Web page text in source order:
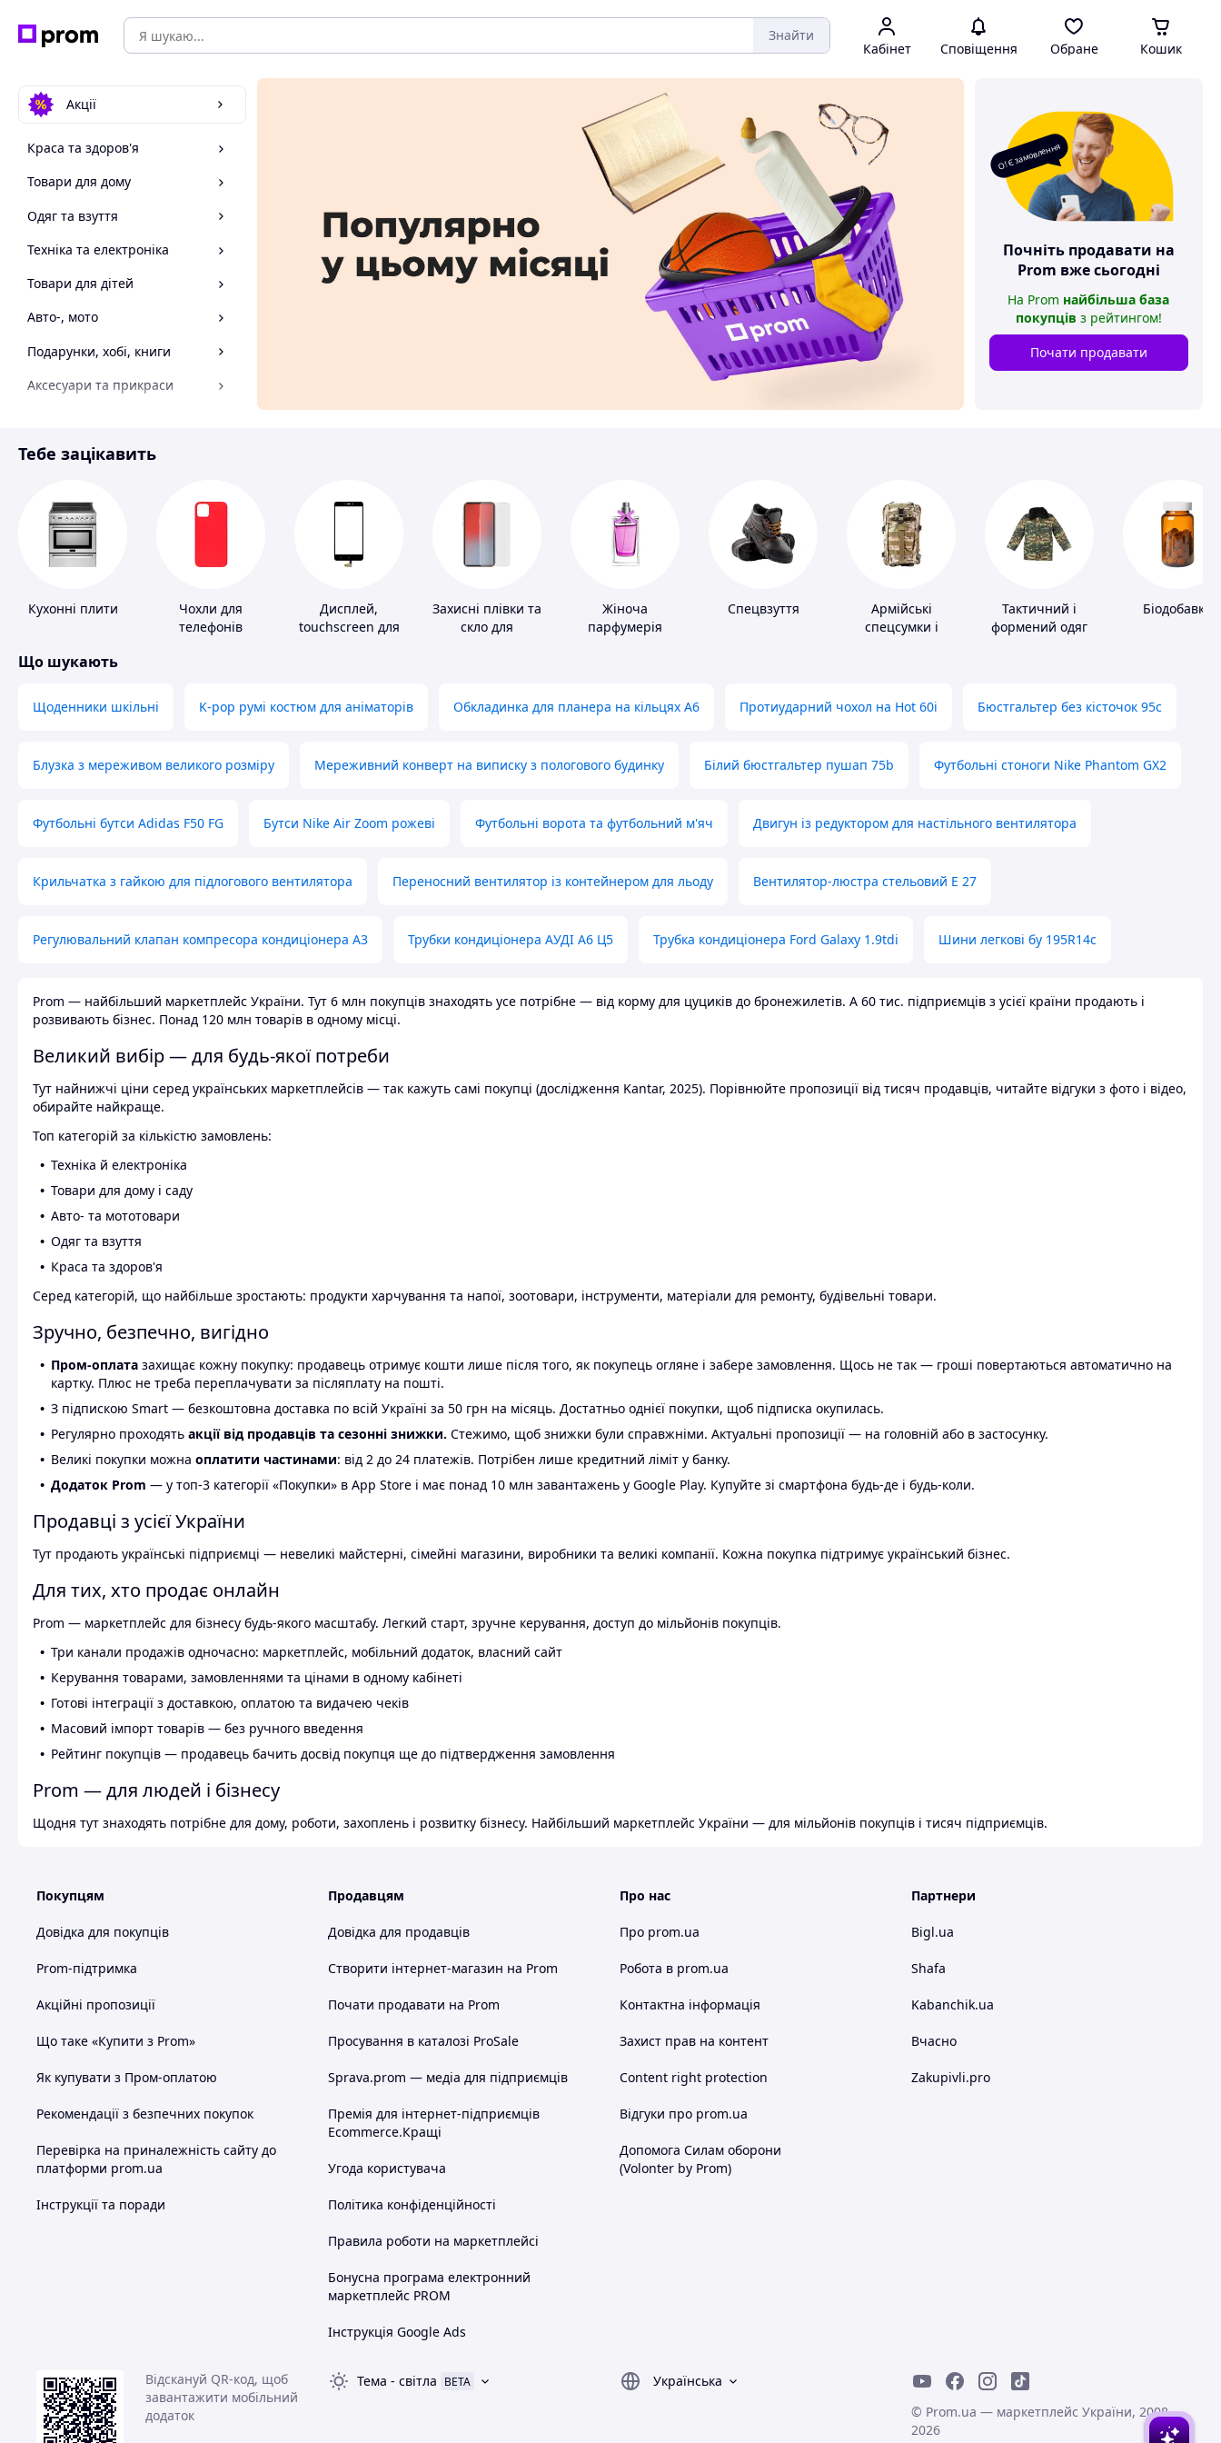
Знайти
Кабінет Сповіщення Обране Кошик
Акції
Краса та здоров'я
Товари для дому
Одяг та взуття
Техніка та електроніка
Товари для дітей
Авто-, мото
Подарунки, хобі, книги
Аксесуари та прикраси
Спорт і відпочинок
О! Є замовлення
Почніть продавати на
Prom вже сьогодні
На Prom найбільша база
покупців з рейтингом!
Почати продавати
Тебе зацікавить
Кухонні плити
Чохли для
телефонів
Дисплей,
touchscreen для
Захисні плівки та
скло для
Жіноча
парфумерія
Спецвзуття
Армійські
спецсумки і
Тактичний і
формений одяг
Біодобавки
Що шукають
Щоденники шкільні K-pop румі костюм для аніматорів Обкладинка для планера на кільцях А6 Протиударний чохол на Hot 60i Бюстгальтер без кісточок 95с
Блузка з мереживом великого розміру Мереживний конверт на виписку з пологового будинку Білий бюстгальтер пушап 75b Футбольні стоноги Nike Phantom GX2
Футбольні бутси Adidas F50 FG Бутси Nike Air Zoom рожеві Футбольні ворота та футбольний м'яч Двигун із редуктором для настільного вентилятора
Крильчатка з гайкою для підлогового вентилятора Переносний вентилятор із контейнером для льоду Вентилятор-люстра стельовий E 27
Регулювальний клапан компресора кондиціонера А3 Трубки кондиціонера АУДІ А6 Ц5 Трубка кондиціонера Ford Galaxy 1.9tdi Шини легкові бу 195R14c
Prom — найбільший маркетплейс України. Тут 6 млн покупців знаходять усе потрібне — від корму для цуциків до бронежилетів. А 60 тис. підприємців з усієї країни продають і
розвивають бізнес. Понад 120 млн товарів в одному місці.
Великий вибір — для будь-якої потреби
Тут найнижчі ціни серед українських маркетплейсів — так кажуть самі покупці (дослідження Kantar, 2025). Порівнюйте пропозиції від тисяч продавців, читайте відгуки з фото і відео,
обирайте найкраще.
Топ категорій за кількістю замовлень:
Техніка й електроніка
Товари для дому і саду
Авто- та мототовари
Одяг та взуття
Краса та здоров'я
Серед категорій, що найбільше зростають: продукти харчування та напої, зоотовари, інструменти, матеріали для ремонту, будівельні товари.
Зручно, безпечно, вигідно
Пром-оплата захищає кожну покупку: продавець отримує кошти лише після того, як покупець огляне і забере замовлення. Щось не так — гроші повертаються автоматично на
картку. Плюс не треба переплачувати за післяплату на пошті.
З підпискою Smart — безкоштовна доставка по всій Україні за 50 грн на місяць. Достатньо однієї покупки, щоб підписка окупилась.
Регулярно проходять акції від продавців та сезонні знижки. Стежимо, щоб знижки були справжніми. Актуальні пропозиції — на головній або в застосунку.
Великі покупки можна оплатити частинами: від 2 до 24 платежів. Потрібен лише кредитний ліміт у банку.
Додаток Prom — у топ-3 категорії «Покупки» в App Store і має понад 10 млн завантажень у Google Play. Купуйте зі смартфона будь-де і будь-коли.
Продавці з усієї України
Тут продають українські підприємці — невеликі майстерні, сімейні магазини, виробники та великі компанії. Кожна покупка підтримує український бізнес.
Для тих, хто продає онлайн
Prom — маркетплейс для бізнесу будь-якого масштабу. Легкий старт, зручне керування, доступ до мільйонів покупців.
Три канали продажів одночасно: маркетплейс, мобільний додаток, власний сайт
Керування товарами, замовленнями та цінами в одному кабінеті
Готові інтеграції з доставкою, оплатою та видачею чеків
Масовий імпорт товарів — без ручного введення
Рейтинг покупців — продавець бачить досвід покупця ще до підтвердження замовлення
Prom — для людей і бізнесу
Щодня тут знаходять потрібне для дому, роботи, захоплень і розвитку бізнесу. Найбільший маркетплейс України — для мільйонів покупців і тисяч підприємців.
Покупцям
Довідка для покупців
Prom-підтримка
Акційні пропозиції
Що таке «Купити з Prom»
Як купувати з Пром-оплатою
Рекомендації з безпечних покупок
Перевірка на приналежність сайту до
платформи prom.ua
Інструкції та поради
Продавцям
Довідка для продавців
Створити інтернет-магазин на Prom
Почати продавати на Prom
Просування в каталозі ProSale
Sprava.prom — медіа для підприємців
Премія для інтернет-підприємців
Ecommerce.Кращі
Угода користувача
Політика конфіденційності
Правила роботи на маркетплейсі
Бонусна програма електронний
маркетплейс PROM
Інструкція Google Ads
Про нас
Про prom.ua
Робота в prom.ua
Контактна інформація
Захист прав на контент
Content right protection
Відгуки про prom.ua
Допомога Силам оборони
(Volonter by Prom)
Партнери
Bigl.ua
Shafa
Kabanchik.ua
Вчасно
Zakupivli.pro
Відскануй QR-код, щоб
завантажити мобільний
додаток
Тема - світла BETA
Українська
© Prom.ua — маркетплейс України, 2008-
2026